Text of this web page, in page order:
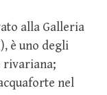
alla Galleria
è uno degli
rivariana;
nel